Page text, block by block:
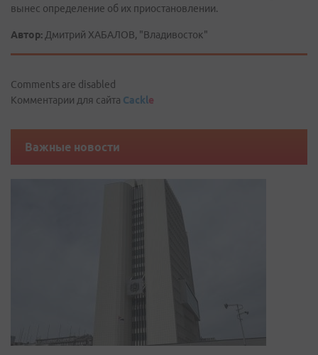
вынес определение об их приостановлении.
Автор: Дмитрий ХАБАЛОВ, "Владивосток"
Comments are disabled
Комментарии для сайта Cackle
Важные новости